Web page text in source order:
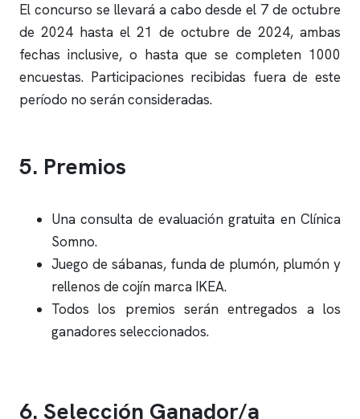
El concurso se llevará a cabo desde el 7 de octubre
de 2024 hasta el 21 de octubre de 2024, ambas
fechas inclusive, o hasta que se completen 1000
encuestas. Participaciones recibidas fuera de este
período no serán consideradas.
5. Premios
Una consulta de evaluación gratuita en Clínica
Somno.
Juego de sábanas, funda de plumón, plumón y
rellenos de cojín marca IKEA.
Todos los premios serán entregados a los
ganadores seleccionados.
6. Selección Ganador/a